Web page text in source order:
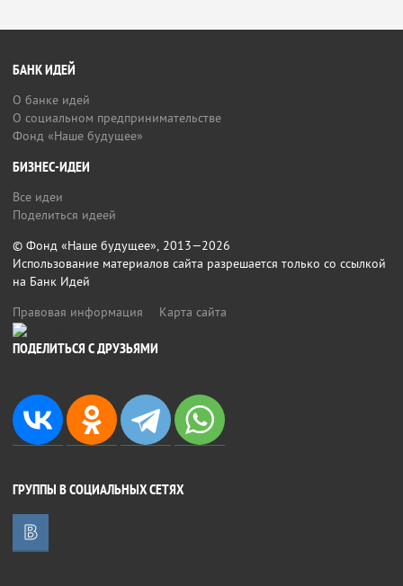
БАНК ИДЕЙ
О банке идей
О социальном предпринимательстве
Фонд «Наше будущее»
БИЗНЕС-ИДЕИ
Все идеи
Поделиться идеей
© Фонд «Наше будущее», 2013—2026
Использование материалов сайта разрешается только со ссылкой
на Банк Идей
Правовая информация
Карта сайта
ПОДЕЛИТЬСЯ С ДРУЗЬЯМИ
ГРУППЫ В СОЦИАЛЬНЫХ СЕТЯХ